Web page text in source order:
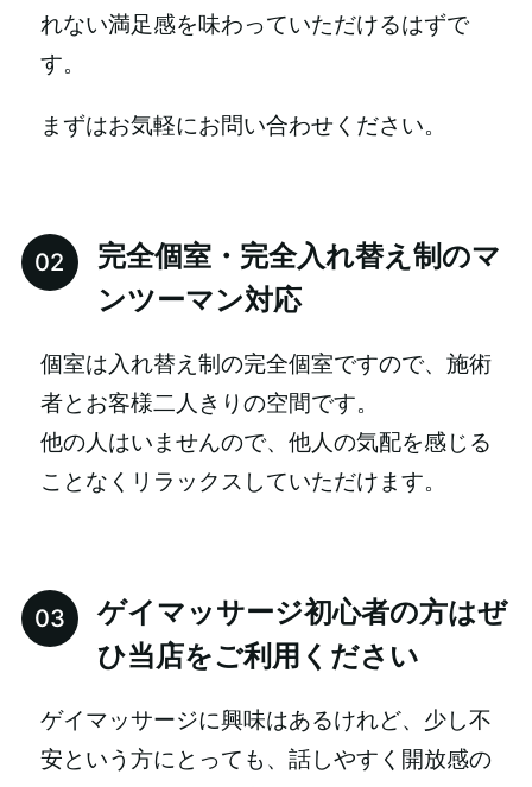
れない満足感を味わっていただけるはずで
す。
まずはお気軽にお問い合わせください。
完全個室・完全入れ替え制のマ
ンツーマン対応
個室は入れ替え制の完全個室ですので、施術
者とお客様二人きりの空間です。
他の人はいませんので、他人の気配を感じる
ことなくリラックスしていただけます。
ゲイマッサージ初心者の方はぜ
ひ当店をご利用ください
ゲイマッサージに興味はあるけれど、少し不
安という方にとっても、話しやすく開放感の